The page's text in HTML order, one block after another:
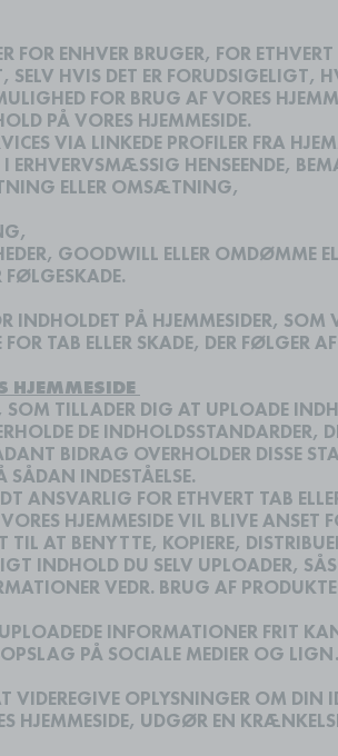
FOR ENHVER BRUGER, FOR
HVIS DET ER FORUDSIGELIGT,
FOR BRUG AF VORES
PÅ VORES HJEMMESIDE.
VIA LINKEDE PROFILER FRA
ERHVERVSMÆSSIG HENSEENDE,
ELLER OMSÆTNING,
GOODWILL ELLER OMDØMME
FØLGESKADE.
INDHOLDET PÅ HJEMMESIDER, SOM
TAB ELLER SKADE, DER FØLGER
HJEMMESIDE
TILLADER DIG AT UPLOADE
DE INDHOLDSSTANDARDER,
BIDRAG OVERHOLDER DISSE
SÅDAN INDESTÅELSE.
ANSVARLIG FOR ETHVERT TAB
HJEMMESIDE VIL BLIVE ANSET
TIL AT BENYTTE, KOPIERE,
INDHOLD DU SELV UPLOADER,
VEDR. BRUG AF
INFORMATIONER FRIT
PÅ SOCIALE MEDIER OG
VIDEREGIVE OPLYSNINGER OM
HJEMMESIDE, UDGØR EN